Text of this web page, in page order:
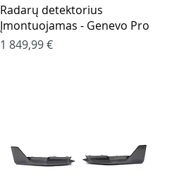
Greita peržiūra
Radarų detektorius
Įmontuojamas - Genevo Pro
Kaina
1 849,99 €